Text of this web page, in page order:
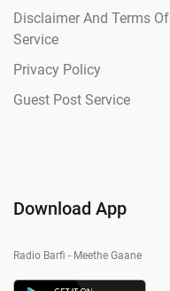
Disclaimer And Terms Of
Service
Privacy Policy
Guest Post Service
Download App
Radio Barfi - Meethe Gaane